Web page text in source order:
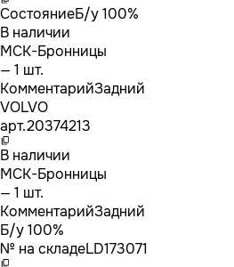
СостояниеБ/у 100%
В наличии
МСК-Бронницы
— 1 шт.
КомментарийЗадний
VOLVO
арт.20374213
В наличии
МСК-Бронницы
— 1 шт.
КомментарийЗадний
Б/у 100%
№ на складеLD173071